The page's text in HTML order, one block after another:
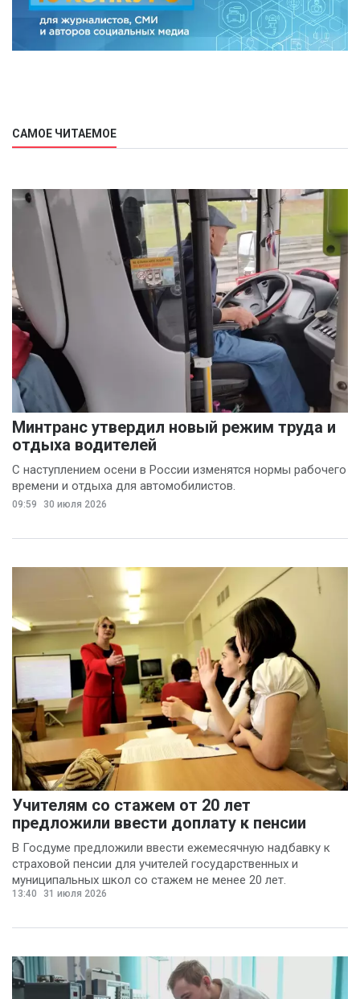
САМОЕ ЧИТАЕМОЕ
Минтранс утвердил новый режим труда и
отдыха водителей
С наступлением осени в России изменятся нормы рабочего
времени и отдыха для автомобилистов.
09:59 30 июля 2026
Учителям со стажем от 20 лет
предложили ввести доплату к пенсии
В Госдуме предложили ввести ежемесячную надбавку к
страховой пенсии для учителей государственных и
муниципальных школ со стажем не менее 20 лет.
13:40 31 июля 2026